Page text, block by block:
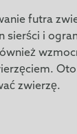
futra
sierści i
zwierzę.